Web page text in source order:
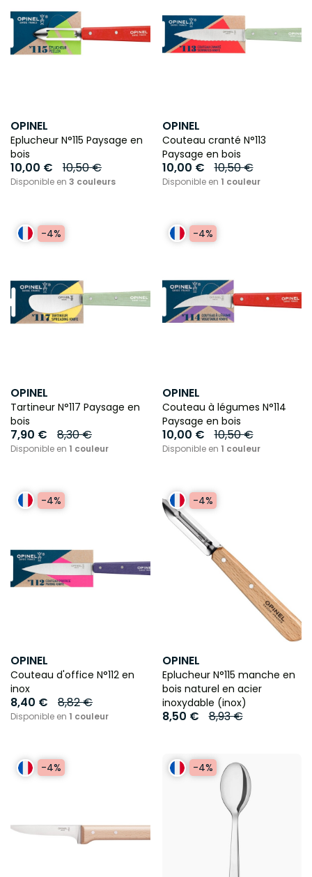
OPINEL
Eplucheur N°115 Paysage en
bois
10,00 € 10,50 €
Disponible en 3 couleurs
OPINEL
Couteau cranté N°113
Paysage en bois
10,00 € 10,50 €
Disponible en 1 couleur
-4%
OPINEL
Tartineur N°117 Paysage en
bois
7,90 € 8,30 €
Disponible en 1 couleur
-4%
OPINEL
Couteau à légumes N°114
Paysage en bois
10,00 € 10,50 €
Disponible en 1 couleur
-4%
OPINEL
Couteau d'office N°112 en
inox
8,40 € 8,82 €
Disponible en 1 couleur
-4%
OPINEL
Eplucheur N°115 manche en
bois naturel en acier
inoxydable (inox)
8,50 € 8,93 €
-4% -4%